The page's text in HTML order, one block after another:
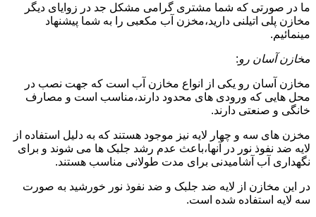
ما در صورتی که شما مشتری گرامی مشکل جد در زوایای دیگر
مخازن پلی اتیلنی دارید،مخزن آب مکعبی را به شما پیشنهاد
مینمائیم.
مخازن آسان رو:
مخازن آسان رو یکی از انواع مخازن آب است که جهت نصب در
محل هایی که ورودی های محدود دارند،مناسب است و مصارف
خانگی و صنعتی دارند.
مخزن های سه و چهار لایه نیز موجود هستند که به دلیل استفاده از
لایه ضد نفوذ نور در آنها،باعث عدم رشد جلبک ها می شوند و برای
نگهداری آب آشامیدنی برای مدت طولانی مناسب هستند.
در این مخازن از لایه ضد جلبک و ضد نفوذ نور خورشید به صورت
سه لایه استفاده شده است.